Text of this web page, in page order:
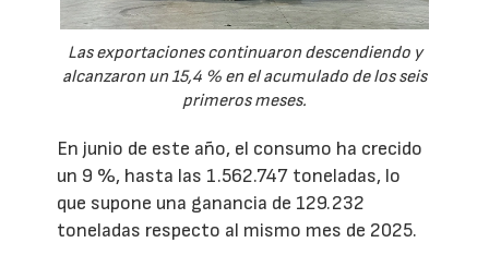
Las exportaciones continuaron descendiendo y
alcanzaron un 15,4 % en el acumulado de los seis
primeros meses.
En junio de este año, el consumo ha crecido
un 9 %, hasta las 1.562.747 toneladas, lo
que supone una ganancia de 129.232
toneladas respecto al mismo mes de 2025.